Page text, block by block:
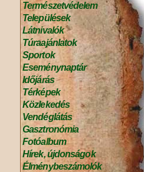
Természetvédelem
Települések
Látnivalók
Túraajánlatok
Sportok
Eseménynaptár
Időjárás
Térképek
Közlekedés
Vendéglátás
Gasztronómia
Fotóalbum
Hírek, újdonságok
Élménybeszámolók